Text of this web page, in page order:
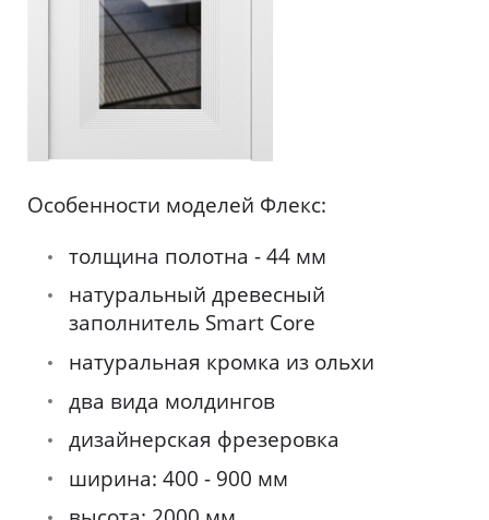
Особенности моделей Флекс:
толщина полотна - 44 мм
натуральный древесный
заполнитель Smart Core
натуральная кромка из ольхи
два вида молдингов
дизайнерская фрезеровка
ширина: 400 - 900 мм